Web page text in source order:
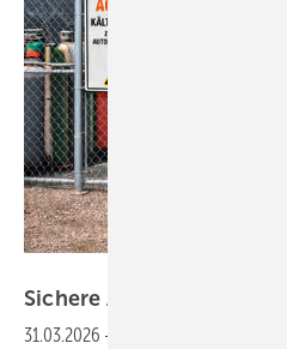
Sichere Aufbewahrung für
31.03.2026 -